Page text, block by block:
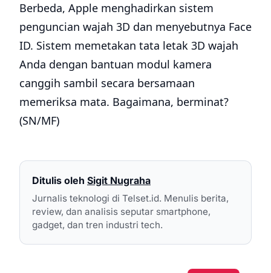
Berbeda, Apple menghadirkan sistem
penguncian wajah 3D dan menyebutnya Face
ID. Sistem memetakan tata letak 3D wajah
Anda dengan bantuan modul kamera
canggih sambil secara bersamaan
memeriksa mata. Bagaimana, berminat?
(SN/MF)
Ditulis oleh Sigit Nugraha
Jurnalis teknologi di Telset.id. Menulis berita,
review, dan analisis seputar smartphone,
gadget, dan tren industri tech.